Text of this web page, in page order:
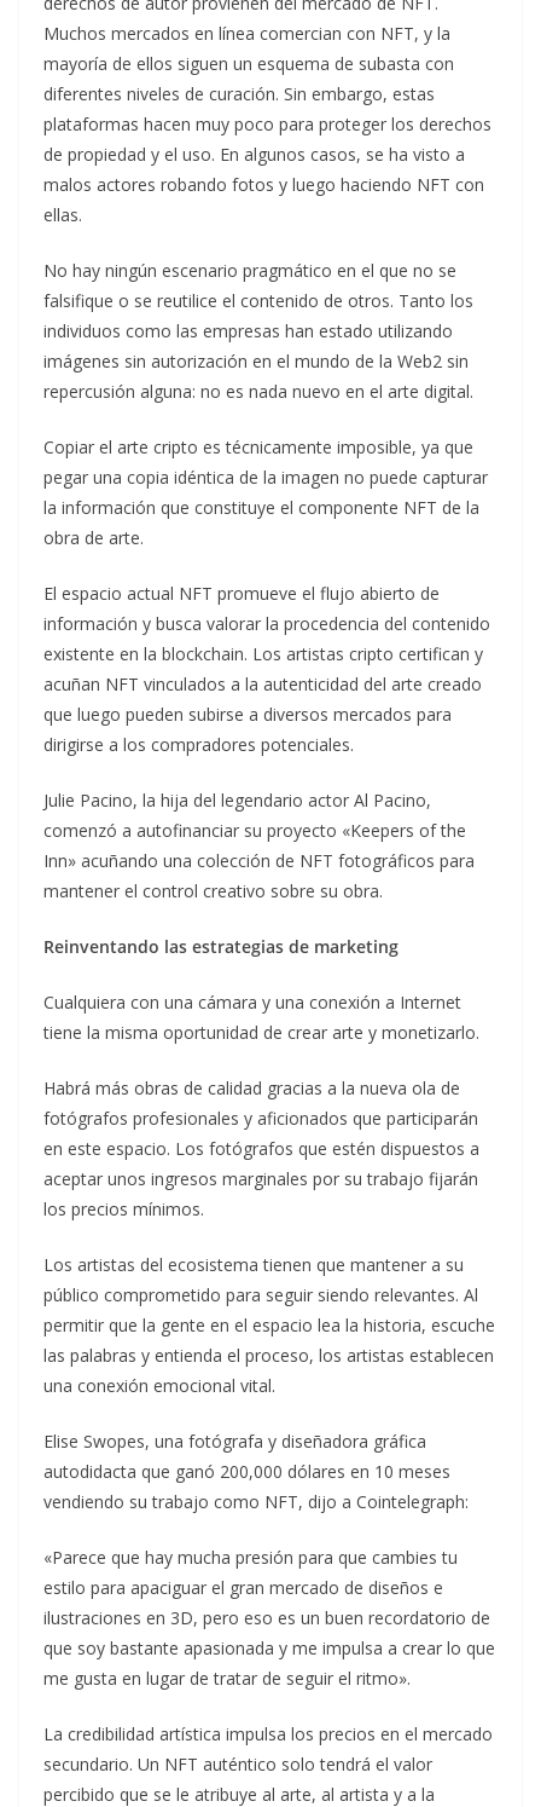
Muchos mercados en línea comercian con NFT, y la
mayoría de ellos siguen un esquema de subasta con
diferentes niveles de curación. Sin embargo, estas
plataformas hacen muy poco para proteger los derechos
de propiedad y el uso. En algunos casos, se ha visto a
malos actores robando fotos y luego haciendo NFT con
ellas.
No hay ningún escenario pragmático en el que no se
falsifique o se reutilice el contenido de otros. Tanto los
individuos como las empresas han estado utilizando
imágenes sin autorización en el mundo de la Web2 sin
repercusión alguna: no es nada nuevo en el arte digital.
Copiar el arte cripto es técnicamente imposible, ya que
pegar una copia idéntica de la imagen no puede capturar
la información que constituye el componente NFT de la
obra de arte.
El espacio actual NFT promueve el flujo abierto de
información y busca valorar la procedencia del contenido
existente en la blockchain. Los artistas cripto certifican y
acuñan NFT vinculados a la autenticidad del arte creado
que luego pueden subirse a diversos mercados para
dirigirse a los compradores potenciales.
Julie Pacino, la hija del legendario actor Al Pacino,
comenzó a autofinanciar su proyecto «Keepers of the
Inn» acuñando una colección de NFT fotográficos para
mantener el control creativo sobre su obra.
Reinventando las estrategias de marketing
Cualquiera con una cámara y una conexión a Internet
tiene la misma oportunidad de crear arte y monetizarlo.
Habrá más obras de calidad gracias a la nueva ola de
fotógrafos profesionales y aficionados que participarán
en este espacio. Los fotógrafos que estén dispuestos a
aceptar unos ingresos marginales por su trabajo fijarán
los precios mínimos.
Los artistas del ecosistema tienen que mantener a su
público comprometido para seguir siendo relevantes. Al
permitir que la gente en el espacio lea la historia, escuche
las palabras y entienda el proceso, los artistas establecen
una conexión emocional vital.
Elise Swopes, una fotógrafa y diseñadora gráfica
autodidacta que ganó 200,000 dólares en 10 meses
vendiendo su trabajo como NFT, dijo a Cointelegraph:
«Parece que hay mucha presión para que cambies tu
estilo para apaciguar el gran mercado de diseños e
ilustraciones en 3D, pero eso es un buen recordatorio de
que soy bastante apasionada y me impulsa a crear lo que
me gusta en lugar de tratar de seguir el ritmo».
La credibilidad artística impulsa los precios en el mercado
secundario. Un NFT auténtico solo tendrá el valor
percibido que se le atribuye al arte, al artista y a la